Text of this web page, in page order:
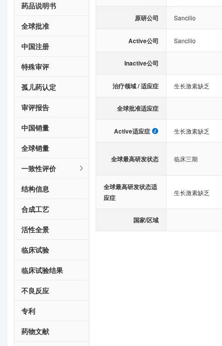
药品说明书
全球批准
中国注册
特殊审评
孤儿药认定
审评报告
中国销量
全球销量
一致性评价
结构信息
合成工艺
活性全景
临床试验
临床试验结果
不良反应
专利
药物文献
原研公司 Sancilio
Active公司 Sancilio
Inactive公司
治疗领域 / 适应症 生长激素缺乏
全球批准适应症
Active适应症 生长激素缺乏
全球最高研发状态 临床三期
全球最高研发状态适
应症
生长激素缺乏
国家/区域